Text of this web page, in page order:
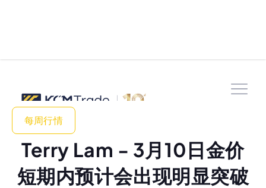
每周行情
Terry Lam - 3月10日金价
短期内预计会出现明显突破